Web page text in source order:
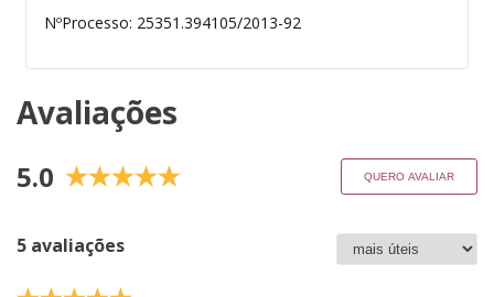
NºProcesso: 25351.394105/2013-92
Avaliações
5.0 QUERO AVALIAR
5 avaliações